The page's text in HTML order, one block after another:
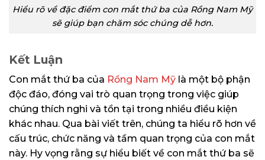
Hiểu rõ về đặc điểm con mắt thứ ba của Rồng Nam Mỹ
sẽ giúp bạn chăm sóc chúng dễ hơn.
Kết Luận
Con mắt thứ ba của Rồng Nam Mỹ là một bộ phận
độc đáo, đóng vai trò quan trọng trong việc giúp
chúng thích nghi và tồn tại trong nhiều điều kiện
khác nhau. Qua bài viết trên, chúng ta hiểu rõ hơn về
cấu trúc, chức năng và tầm quan trọng của con mắt
này. Hy vọng rằng sự hiểu biết về con mắt thứ ba sẽ